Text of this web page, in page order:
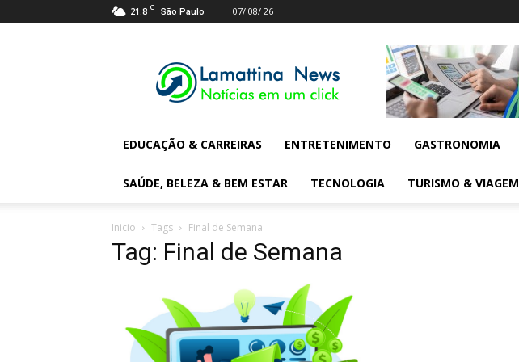
21.8 C São Paulo 07/ 08/ 26
Digital
News
EDUCAÇÃO & CARREIRAS ENTRETENIMENTO GASTRONOMIA
SAÚDE, BELEZA & BEM ESTAR TECNOLOGIA TURISMO & VIAGEM
Inicio Tags Final de Semana
Tag: Final de Semana